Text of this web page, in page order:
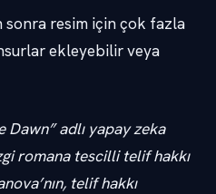
resim için çok fazla
ekleyebilir veya
Dawn” adlı yapay zeka
romana tescilli telif hakkı
telif hakkı